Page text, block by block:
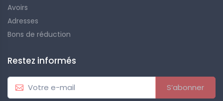
Avoirs
Adresses
Bons de réduction
Restez informés
S’abonner